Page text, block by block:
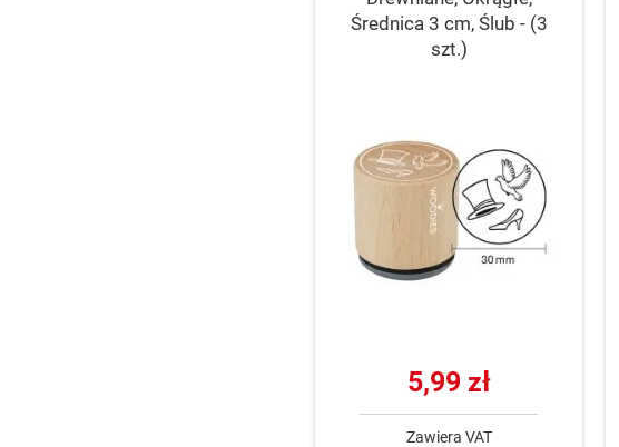
Średnica 3 cm, Ślub - (3
szt.)
5,99 zł
Zawiera VAT